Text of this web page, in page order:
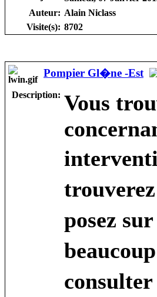
Auteur: Alain Niclass
Visite(s): 8702
Pompier Gl�ne -Est
Description: Vous
posez